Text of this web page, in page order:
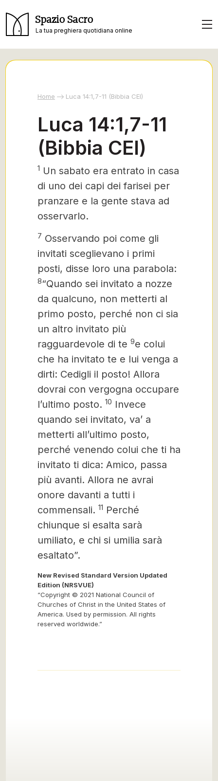
Spazio Sacro
La tua preghiera quotidiana online
Home Luca 14:1,7-11 (Bibbia CEI)
Luca 14:1,7-11
(Bibbia CEI)
1 Un sabato era entrato in casa
di uno dei capi dei farisei per
pranzare e la gente stava ad
osservarlo.
7 Osservando poi come gli
invitati sceglievano i primi
posti, disse loro una parabola:
8“Quando sei invitato a nozze
da qualcuno, non metterti al
primo posto, perché non ci sia
un altro invitato più
ragguardevole di te 9e colui
che ha invitato te e lui venga a
dirti: Cedigli il posto! Allora
dovrai con vergogna occupare
l’ultimo posto. 10 Invece
quando sei invitato, va’ a
metterti all’ultimo posto,
perché venendo colui che ti ha
invitato ti dica: Amico, passa
più avanti. Allora ne avrai
onore davanti a tutti i
commensali. 11 Perché
chiunque si esalta sarà
umiliato, e chi si umilia sarà
esaltato”.
New Revised Standard Version Updated
Edition (NRSVUE)
“Copyright © 2021 National Council of
Churches of Christ in the United States of
America. Used by permission. All rights
reserved worldwide.”